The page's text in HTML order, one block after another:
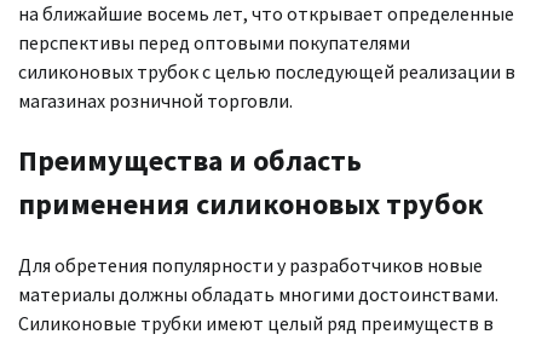
на ближайшие восемь лет, что открывает определенные
перспективы перед оптовыми покупателями
силиконовых трубок с целью последующей реализации в
магазинах розничной торговли.
Преимущества и область
применения силиконовых трубок
Для обретения популярности у разработчиков новые
материалы должны обладать многими достоинствами.
Силиконовые трубки имеют целый ряд преимуществ в